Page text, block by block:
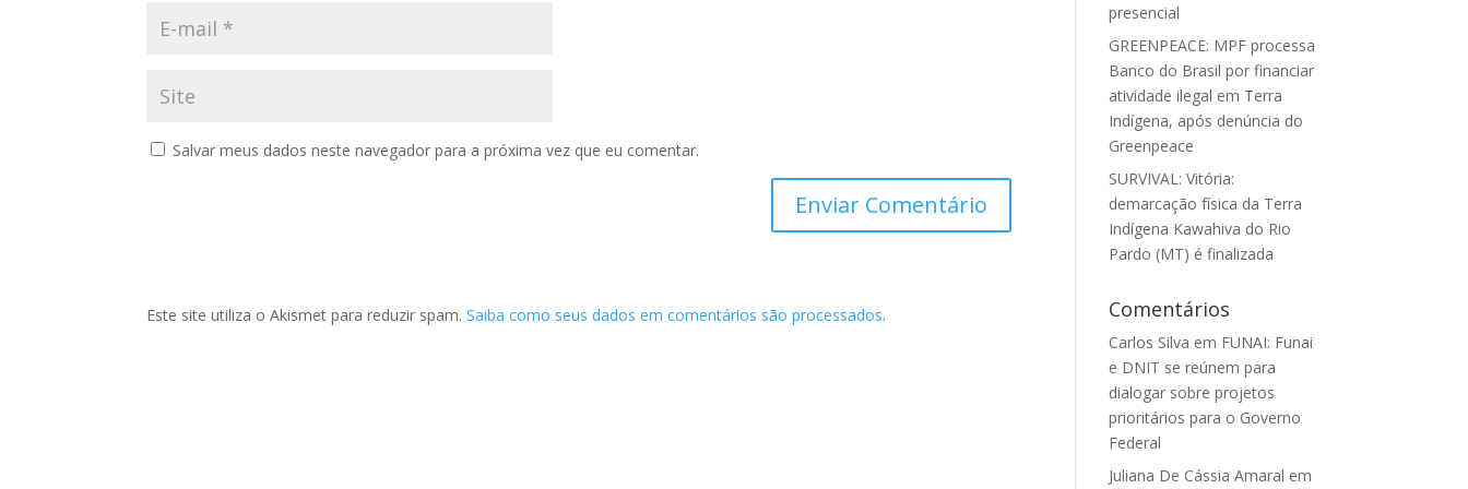
Salvar meus dados neste navegador para a próxima vez que eu comentar.
Este site utiliza o Akismet para reduzir spam.Saiba como seus dados em comentários são processados.
presencial
GREENPEACE: MPF processa
Banco do Brasil por financiar
atividade ilegal em Terra
Indígena, após denúncia do
Greenpeace
SURVIVAL: Vitória:
demarcação física da Terra
Indígena Kawahiva do Rio
Pardo (MT) é finalizada
Comentários
Carlos Silva em FUNAI: Funai
e DNIT se reúnem para
dialogar sobre projetos
prioritários para o Governo
Federal
Juliana De Cássia Amaral em